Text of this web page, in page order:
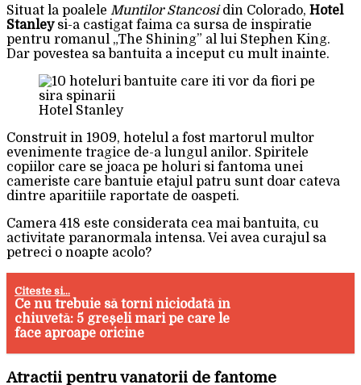
Situat la poalele Muntilor Stancosidin Colorado, Hotel
Stanleysi-a castigat faima ca sursa de inspiratie
pentru romanul „The Shining” al lui Stephen King.
Dar povestea sa bantuita a inceput cu mult inainte.
Hotel Stanley
Construit in 1909, hotelul a fost martorul multor
evenimente tragice de-a lungul anilor. Spiritele
copiilor care se joaca pe holuri si fantoma unei
cameriste care bantuie etajul patru sunt doar cateva
dintre aparitiile raportate de oaspeti.
Camera 418 este considerata cea mai bantuita, cu
activitate paranormala intensa. Vei avea curajul sa
petreci o noapte acolo?
Citeste si...
Ce nu trebuie să torni niciodată în
chiuvetă: 5 greșeli mari pe care le
face aproape oricine
Atractii pentru vanatorii de fantome